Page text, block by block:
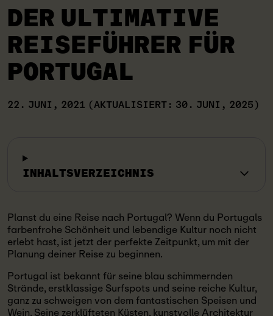
DER ULTIMATIVE
REISEFÜHRER FÜR
PORTUGAL
22. JUNI, 2021 (AKTUALISIERT: 30. JUNI, 2025)
INHALTSVERZEICHNIS
Planst du eine Reise nach Portugal? Wenn du Portugals
farbenfrohe Schönheit und lebendige Kultur noch nicht
erlebt hast, ist jetzt der perfekte Zeitpunkt, um mit der
Planung deiner Reise zu beginnen.
Portugal ist bekannt für seine blau schimmernden
Strände, erstklassige Surfspots und seine reiche Kultur,
ganz zu schweigen von dem fantastischen Speisen und
Wein. Seine zerklüfteten Küsten, kunstvolle Architektur